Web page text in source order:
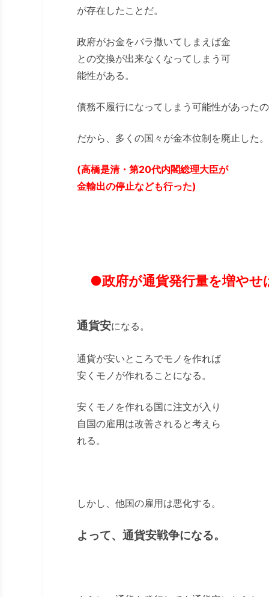
が存在したことだ。
政府がお金をバラ撒いてしまえば金
との交換が出来なくなってしまう可
能性がある。
債務不履行になってしまう可能性があったの
だから、多くの国々が金本位制を廃止した。
(高橋是清・第20代内閣総理大臣が
金輸出の停止なども行った)
●政府が通貨発行量を増やせ
通貨安になる。
通貨が安いところでモノを作れば
安くモノが作れることになる。
安くモノを作れる国に注文が入り
自国の雇用は改善されると考えら
れる。
しかし、他国の雇用は悪化する。
よって、通貨安戦争になる。